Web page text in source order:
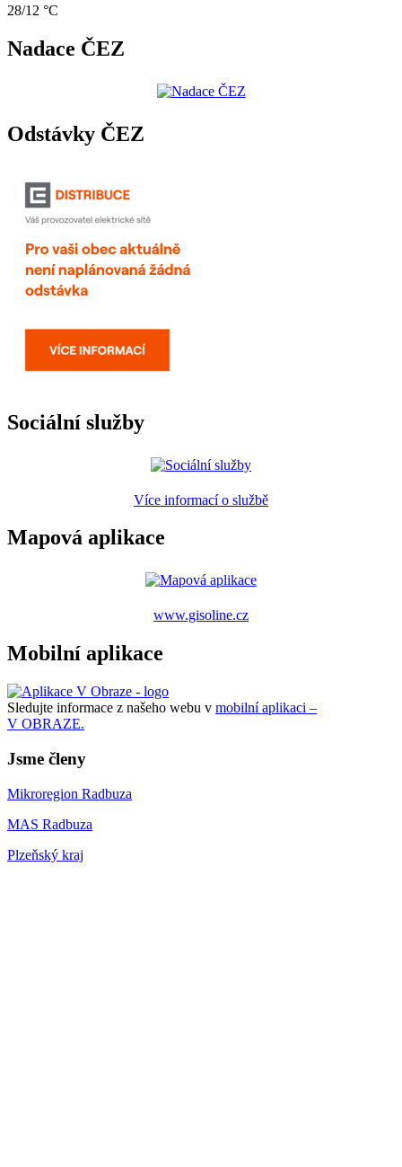
28/12 °C
Nadace ČEZ
Odstávky ČEZ
Sociální služby
Více informací o službě
Mapová aplikace
www.gisoline.cz
Mobilní aplikace
Sledujte informace z našeho webu v mobilní aplikaci –
V OBRAZE.
Jsme členy
Mikroregion Radbuza
MAS Radbuza
Plzeňský kraj